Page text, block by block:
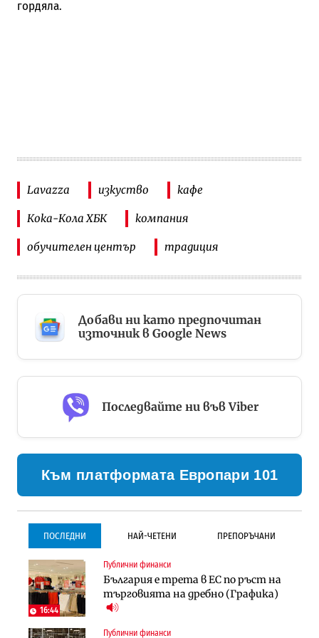
гордяла.
Lavazza изкуство кафе
Кока-Кола ХБК компания
обучителен център традиция
Добави ни като предпочитан
източник в Google News
Последвайте ни във Viber
Към платформата Европари 101
ПОСЛЕДНИ НАЙ-ЧЕТЕНИ ПРЕПОРЪЧАНИ
16:44
Публични финанси
България е трета в ЕС по ръст на
търговията на дребно (Графика)
Публични финанси
Инфраструктура
Проектирането на тунела под
Петрохан ще върви паралелно с
екологичните оценки
Градоустройство
Инфраструктура
Проектирането на тунела под
Петрохан ще върви паралелно с
екологичните оценки
Компании